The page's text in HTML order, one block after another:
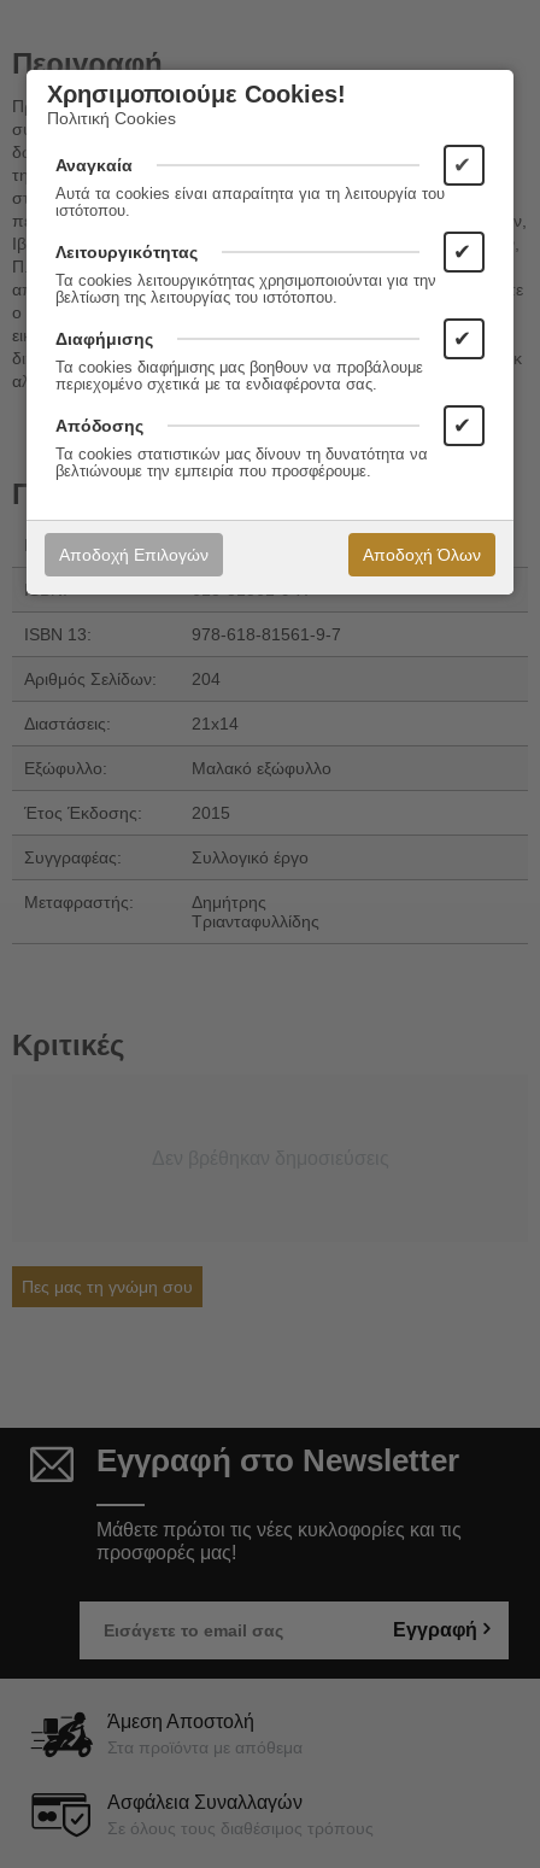
Περιγραφή
Πρόκειται για ένα βιβλίο το οποίο περιλαμβάνει έργα Ρώσων
συγγραφέων του 19ου και του 20ού αιώνα. Δέκα συγγραφείς,
δώδεκα διηγήματα σκιαγραφούν τα ήθη και τα έθιμα, τον πόνο και
τη χαρά, την ελπίδα και την αλληλεγγύη όλων των κοινωνικών
στρωμάτων της Ρωσίας στους δύο αυτούς αιώνα. Στην ανθολογία
περιλαμβάνονται διηγήματα των Α. Π. Τσέχωφ, Ν. Λιασκόφ, Α. Γκριν,
Ιβάν Ιλίν, Μπορίς Σιριάγιεφ, Ν. Αγκαφόνοφ, Α. Κουπρίν, Ι. Μπούνιν,
Π. Ζασοντίμσκι και Λεονίντ Αντρέγιεφ. Τα διηγήματα συνοδεύονται
από μικρά βιογραφικά σημειώματα για τους δημιουργούς, έτσι ώστε
ο αναγνώστης να μπορεί να σχηματίζει μια πιο ολοκληρωμένη
εικόνα. Ιδιαίτερο γνώρισμα της ανθολογία είναι ότι περιλαμβάνει
διηγήματα από τη "σκοτεινή πλευρά" της ρωσικής ζωής, Γκουλγάγκ
αλλά και τη ρωσική διασπορά.
Πληροφορίες
Εκδόσεις: Εκδόσεις s@mizdat
ISBN:
ISBN 13: 978-618-81561-9-7
Αριθμός Σελίδων: 204
Διαστάσεις: 21x14
Εξώφυλλο: Μαλακό εξώφυλλο
Έτος Έκδοσης: 2015
Συγγραφέας: Συλλογικό έργο
Μεταφραστής:
Δημήτρης
Τριανταφυλλίδης
Κριτικές
Πες μας τη γνώμη σου
Εγγραφή στο Newsletter
Μάθετε πρώτοι τις νέες κυκλοφορίες και τις
προσφορές μας!
Εγγραφή
Άμεση Αποστολή
Στα προϊόντα με απόθεμα
Ασφάλεια Συναλλαγών
Σε όλους τους διαθέσιμος τρόπους
Χρησιμοποιούμε Cookies!
Πολιτική Cookies
Αναγκαία ✔
Αυτά τα cookies είναι απαραίτητα για τη λειτουργία του
ιστότοπου.
Λειτουργικότητας ✔
Τα cookies λειτουργικότητας χρησιμοποιούνται για την
βελτίωση της λειτουργίας του ιστότοπου.
Διαφήμισης ✔
Τα cookies διαφήμισης μας βοηθουν να προβάλουμε
περιεχομένο σχετικά με τα ενδιαφέροντα σας.
Απόδοσης ✔
Τα cookies στατιστικών μας δίνουν τη δυνατότητα να
βελτιώνουμε την εμπειρία που προσφέρουμε.
Αποδοχή Επιλογών Αποδοχή Όλων